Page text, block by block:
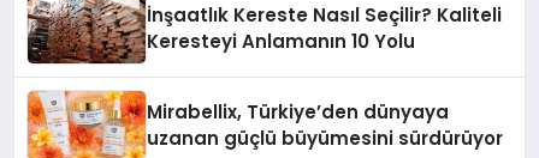
İnşaatlık Kereste Nasıl Seçilir? Kaliteli
Keresteyi Anlamanın 10 Yolu
Mirabellix, Türkiye’den dünyaya
uzanan güçlü büyümesini sürdürüyor